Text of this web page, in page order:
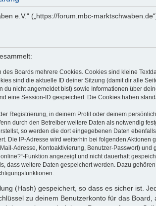
e.V.“ („https://forum.mbc-
Boards mehrere Cookies. Cookies sind kleine
sind die aktuelle ID deiner Sitzung (damit dir alle
nicht angemeldet bist) sowie Informationen über
eine Session-ID gespeichert. Die Cookies haben
Registrierung, in deinem Profil oder deinem
durch den Betreiber weitere Daten als notwendig
so werden die dort eingegebenen Daten
Die IP-Adresse wird weiterhin bei folgenden
Adresse, Kontoaktivierung, Benutzer-Passwort)
Funktion angezeigt und nicht dauerhaft
dass weitere Daten gespeichert werden. Dazu
(Hash) gespeichert, so dass es sicher ist.
zu deinem Benutzerkonto für das